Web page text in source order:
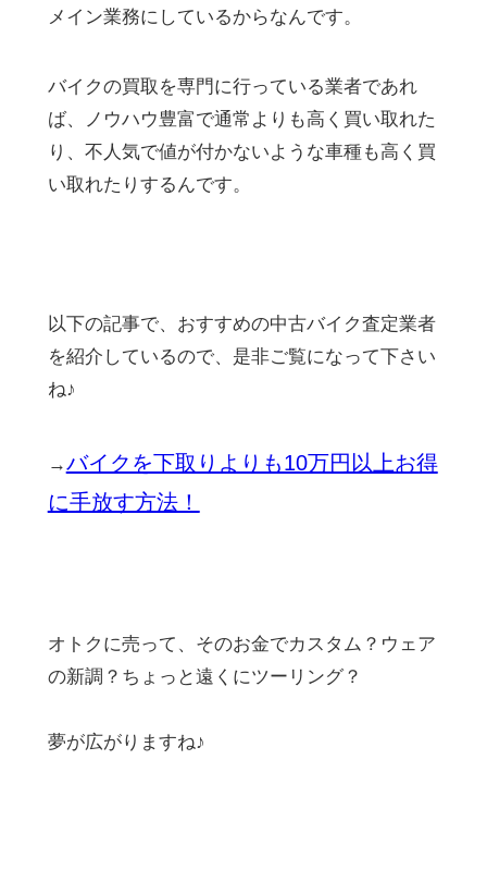
メイン業務にしているからなんです。
バイクの買取を専門に行っている業者であれ
ば、ノウハウ豊富で通常よりも高く買い取れた
り、不人気で値が付かないような車種も高く買
い取れたりするんです。
以下の記事で、おすすめの中古バイク査定業者
を紹介しているので、是非ご覧になって下さい
ね♪
→バイクを下取りよりも10万円以上お得
に手放す方法！
オトクに売って、そのお金でカスタム？ウェア
の新調？ちょっと遠くにツーリング？
夢が広がりますね♪